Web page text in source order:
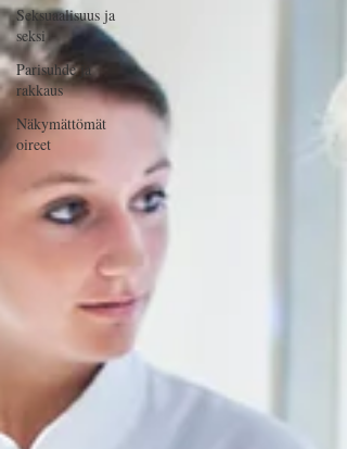
Seksuaalisuus ja
seksi
Parisuhde ja
rakkaus
Näkymättömät
oireet